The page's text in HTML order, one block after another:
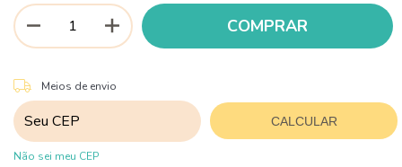
Entregas para o CEP:
Meios de envio
CALCULAR
Não sei meu CEP